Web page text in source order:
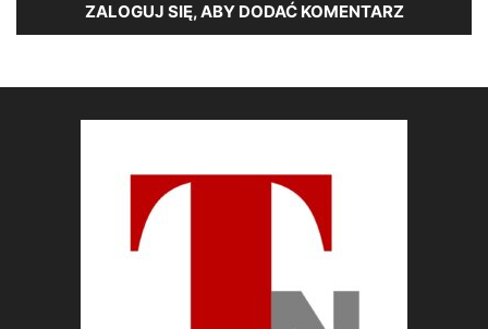
ZALOGUJ SIĘ, ABY DODAĆ KOMENTARZ